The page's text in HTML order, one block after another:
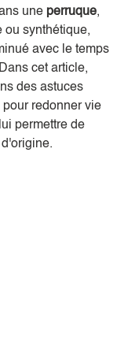
une perruque,
ou synthétique,
avec le temps
cet article,
des astuces
redonner vie
permettre de